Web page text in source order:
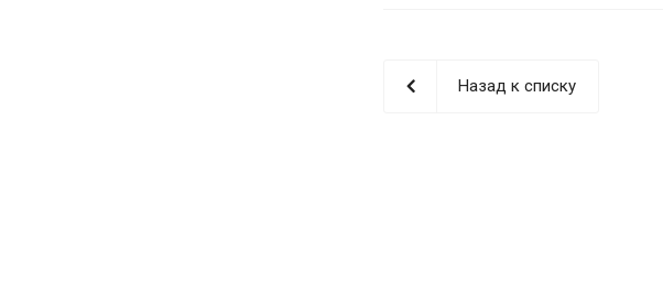
Назад к списку